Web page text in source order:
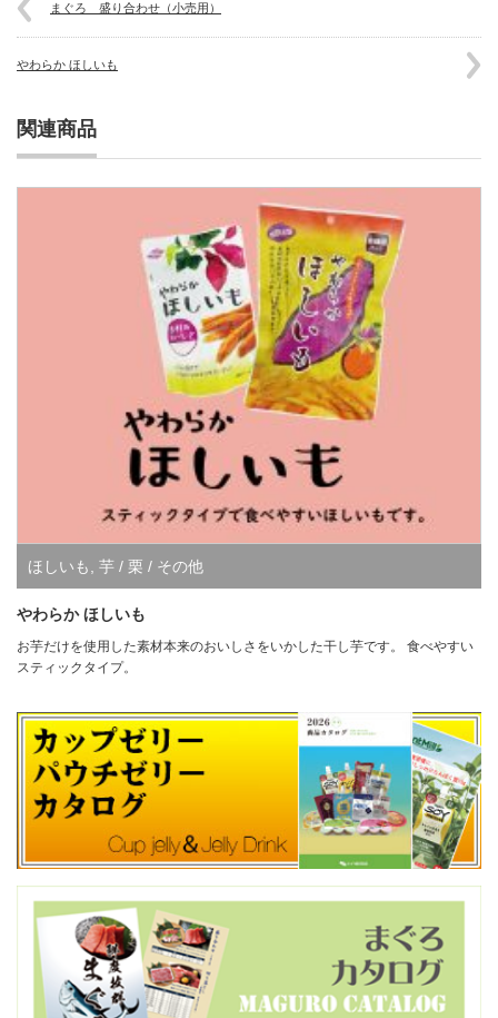
まぐろ 盛り合わせ（小売用）
やわらか ほしいも
関連商品
ほしいも 芋 / 栗 / その他
やわらか ほしいも
お芋だけを使用した素材本来のおいしさをいかした干し芋です。 食べやすい
スティックタイプ。